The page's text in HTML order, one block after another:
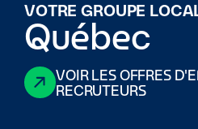
VOTRE GROUPE
Québec
VOIR LES OFFRES
RECRUTEURS